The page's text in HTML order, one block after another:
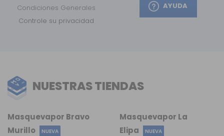
Condiciones Generales
Controle su privacidad
AYUDA
NUESTRAS TIENDAS
Masquevapor La
Elipa
NUEVA
Masquevapor Bravo
Murillo
NUEVA